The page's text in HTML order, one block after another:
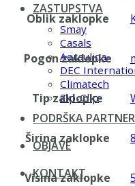
ZASTUPSTVA
Smay
Casals
Aerauliqa
DEC
Climatech
Zip-Clip
PODRŠKA
OBJAVE
KONTAKT
Oblik zaklopke
Pogon zaklopke
Tip zaklopke
Širina zaklopke
Visina zaklopke